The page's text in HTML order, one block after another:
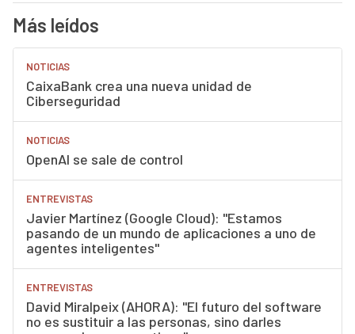
Más leídos
NOTICIAS
CaixaBank crea una nueva unidad de
Ciberseguridad
NOTICIAS
OpenAI se sale de control
ENTREVISTAS
Javier Martínez (Google Cloud): "Estamos
pasando de un mundo de aplicaciones a uno de
agentes inteligentes"
ENTREVISTAS
David Miralpeix (AHORA): "El futuro del software
no es sustituir a las personas, sino darles